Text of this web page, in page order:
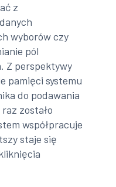
z
wyborów czy
pól
Z perspektywy
pamięci systemu
do podawania
zostało
współpracuje
staje się